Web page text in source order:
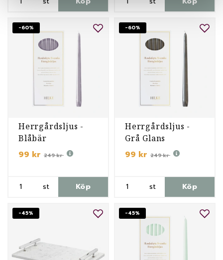
-60%
Herrgårdsljus -
Blåbär
99 kr 249 kr
st Köp
-60%
Herrgårdsljus -
Grå Glans
99 kr 249 kr
st Köp
-45% -45%